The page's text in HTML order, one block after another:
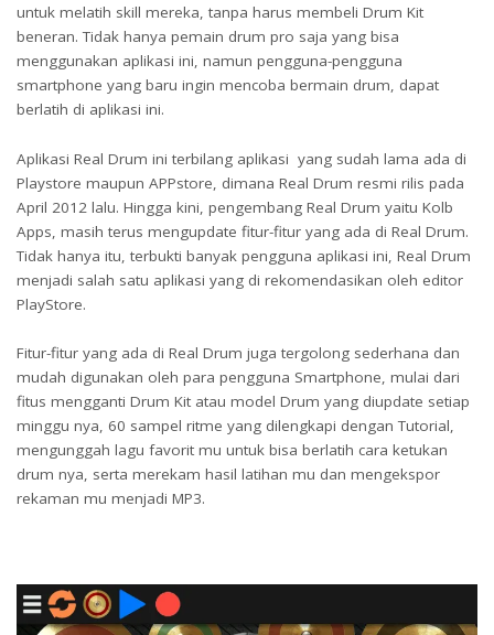
untuk melatih skill mereka, tanpa harus membeli Drum Kit
beneran. Tidak hanya pemain drum pro saja yang bisa
menggunakan aplikasi ini, namun pengguna-pengguna
smartphone yang baru ingin mencoba bermain drum, dapat
berlatih di aplikasi ini.
Aplikasi Real Drum ini terbilang aplikasi yang sudah lama ada di
Playstore maupun APPstore, dimana Real Drum resmi rilis pada
April 2012 lalu. Hingga kini, pengembang Real Drum yaitu Kolb
Apps, masih terus mengupdate fitur-fitur yang ada di Real Drum.
Tidak hanya itu, terbukti banyak pengguna aplikasi ini, Real Drum
menjadi salah satu aplikasi yang di rekomendasikan oleh editor
PlayStore.
Fitur-fitur yang ada di Real Drum juga tergolong sederhana dan
mudah digunakan oleh para pengguna Smartphone, mulai dari
fitus mengganti Drum Kit atau model Drum yang diupdate setiap
minggu nya, 60 sampel ritme yang dilengkapi dengan Tutorial,
mengunggah lagu favorit mu untuk bisa berlatih cara ketukan
drum nya, serta merekam hasil latihan mu dan mengekspor
rekaman mu menjadi MP3.